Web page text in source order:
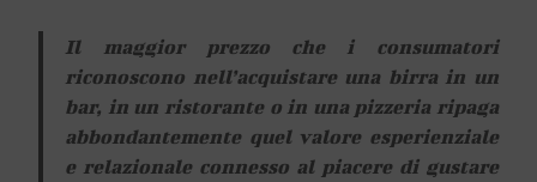
Il maggior prezzo che i consumatori
riconoscono nell’acquistare una birra in un
bar, in un ristorante o in una pizzeria ripaga
abbondantemente quel valore esperienziale
e relazionale connesso al piacere di gustare